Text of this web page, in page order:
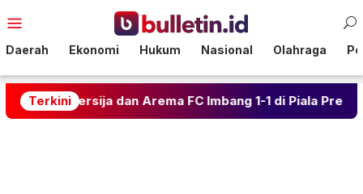
ke
Mobile
Daerah Ekonomi Hukum Nasional Olahraga
Terkini
Persija dan Arema FC Imbang 1-1 di Piala Presiden